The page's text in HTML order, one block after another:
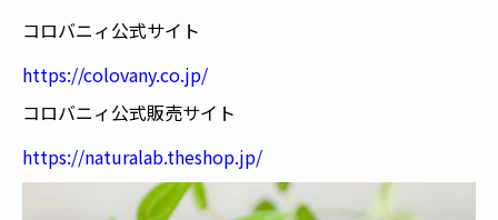
コロバニィ公式サイト
https://colovany.co.jp/
コロバニィ公式販売サイト
https://naturalab.theshop.jp/